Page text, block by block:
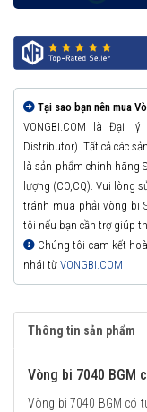
Tại sao bạn nên mua
VONGBI.COM là Đại
Distributor). Tất cả các
là sản phẩm chính hãng
lượng (CO,CQ). Vui lòng
tránh mua phải vòng bi
tôi nếu bạn cần trợ giúp
Chúng tôi cam kết
nhái từ VONGBI.COM
Thông tin sản phẩm
Vòng bi 7040 BGM
Vòng bi 7040 BGM có